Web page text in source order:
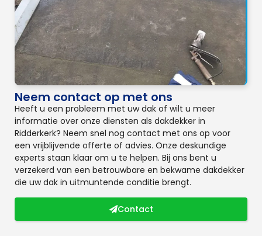
Neem contact op met ons
Heeft u een probleem met uw dak of wilt u meer
informatie over onze diensten als dakdekker in
Ridderkerk? Neem snel nog contact met ons op voor
een vrijblijvende offerte of advies. Onze deskundige
experts staan klaar om u te helpen. Bij ons bent u
verzekerd van een betrouwbare en bekwame dakdekker
die uw dak in uitmuntende conditie brengt.
Contact